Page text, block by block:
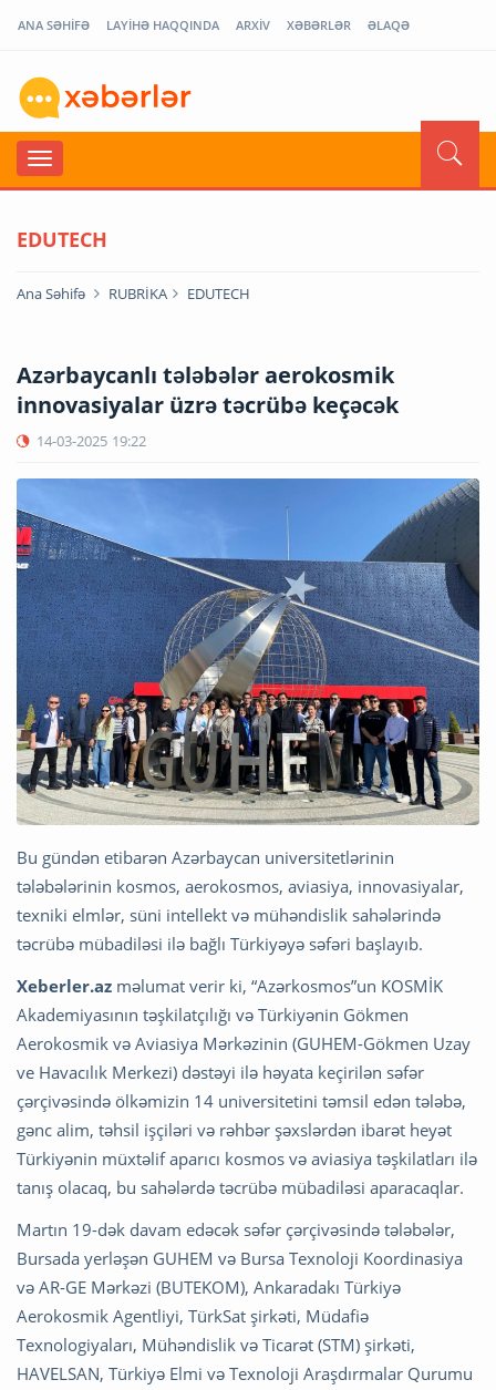
ANA SƏHİFƏ LAYİHƏ HAQQINDA ARXİV XƏBƏRLƏR ƏLAQƏ
EDUTECH
Ana Səhifə RUBRİKA EDUTECH
Azərbaycanlı tələbələr aerokosmik
innovasiyalar üzrə təcrübə keçəcək
14-03-2025 19:22
Bu gündən etibarən Azərbaycan universitetlərinin
tələbələrinin kosmos, aerokosmos, aviasiya, innovasiyalar,
texniki elmlər, süni intellekt və mühəndislik sahələrində
təcrübə mübadiləsi ilə bağlı Türkiyəyə səfəri başlayıb.
Xeberler.az məlumat verir ki, “Azərkosmos”un KOSMİK
Akademiyasının təşkilatçılığı və Türkiyənin Gökmen
Aerokosmik və Aviasiya Mərkəzinin (GUHEM-Gökmen Uzay
ve Havacılık Merkezi) dəstəyi ilə həyata keçirilən səfər
çərçivəsində ölkəmizin 14 universitetini təmsil edən tələbə,
gənc alim, təhsil işçiləri və rəhbər şəxslərdən ibarət heyət
Türkiyənin müxtəlif aparıcı kosmos və aviasiya təşkilatları ilə
tanış olacaq, bu sahələrdə təcrübə mübadiləsi aparacaqlar.
Martın 19-dək davam edəcək səfər çərçivəsində tələbələr,
Bursada yerləşən GUHEM və Bursa Texnoloji Koordinasiya
və AR-GE Mərkəzi (BUTEKOM), Ankaradakı Türkiyə
Aerokosmik Agentliyi, TürkSat şirkəti, Müdafiə
Texnologiyaları, Mühəndislik və Ticarət (STM) şirkəti,
HAVELSAN, Türkiyə Elmi və Texnoloji Araşdırmalar Qurumu